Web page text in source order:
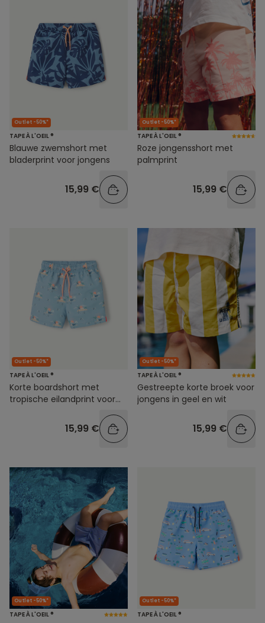
Outlet -50%*
TAPE À L'OEIL ®
Blauwe zwemshort met
bladerprint voor jongens
15,99 €
Outlet -50%*
TAPE À L'OEIL ®
Roze jongensshort met
palmprint
15,99 €
Outlet -50%*
TAPE À L'OEIL ®
Korte boardshort met
tropische eilandprint voor
15,99 €
Outlet -50%*
TAPE À L'OEIL ®
Gestreepte korte broek voor
jongens in geel en wit
15,99 €
Outlet -50%*
TAPE À L'OEIL ®
Outlet -50%*
TAPE À L'OEIL ®